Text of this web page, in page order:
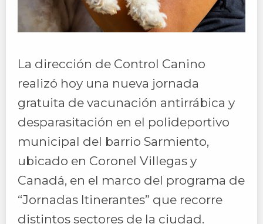
La dirección de Control Canino
realizó hoy una nueva jornada
gratuita de vacunación antirrábica y
desparasitación en el polideportivo
municipal del barrio Sarmiento,
ubicado en Coronel Villegas y
Canadá, en el marco del programa de
“Jornadas Itinerantes” que recorre
distintos sectores de la ciudad.